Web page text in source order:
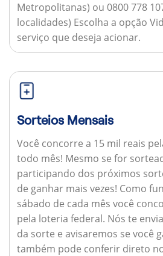
Metropolitanas) ou 0800 778
localidades) Escolha a opção
serviço que deseja acionar.
Sorteios Mensais
Você concorre a 15 mil reais
todo mês! Mesmo se for
participando dos próximos
de ganhar mais vezes! Como
sábado de cada mês você
pela loteria federal. Nós te
da sorte e avisaremos se você
também pode conferir direto